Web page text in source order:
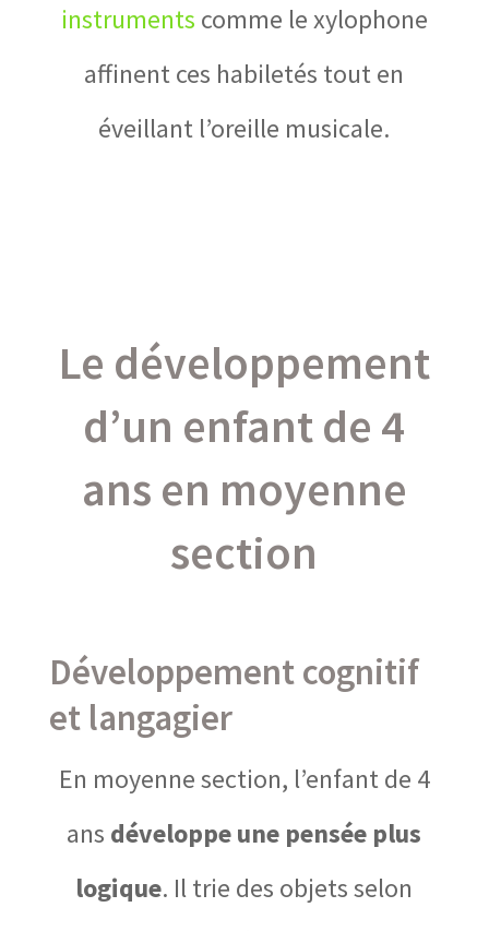
instruments comme le xylophone
affinent ces habiletés tout en
éveillant l’oreille musicale.
Le développement
d’un enfant de 4
ans en moyenne
section
Développement cognitif
et langagier
En moyenne section, l’enfant de 4
ans développe une pensée plus
logique. Il trie des objets selon